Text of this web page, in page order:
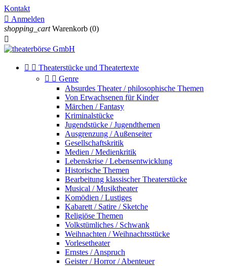
Kontakt
 Anmelden
shopping_cart Warenkorb (0)

  Theaterstücke und Theatertexte
  Genre
Absurdes Theater / philosophische Themen
Von Erwachsenen für Kinder
Märchen / Fantasy
Kriminalstücke
Jugendstücke / Jugendthemen
Ausgrenzung / Außenseiter
Gesellschaftskritik
Medien / Medienkritik
Lebenskrise / Lebensentwicklung
Historische Themen
Bearbeitung klassischer Theaterstücke
Musical / Musiktheater
Komödien / Lustiges
Kabarett / Satire / Sketche
Religiöse Themen
Volkstümliches / Schwank
Weihnachten / Weihnachtsstücke
Vorlesetheater
Ernstes / Anspruch
Geister / Horror / Abenteuer